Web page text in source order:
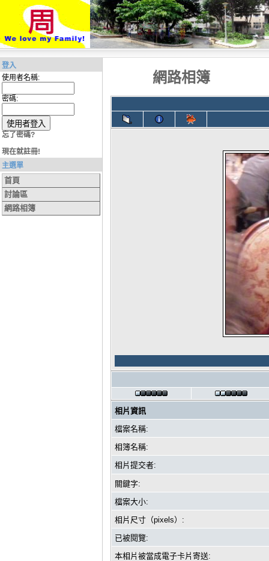
登入
使用者名稱:
密碼:
忘了密碼?
現在就註冊!
主選單
首頁
討論區
網路相簿
網路相簿
相片資訊
檔案名稱:
相簿名稱:
相片提交者:
關鍵字:
檔案大小:
相片尺寸（pixels）:
已被閱覽:
本相片被當成電子卡片寄送: